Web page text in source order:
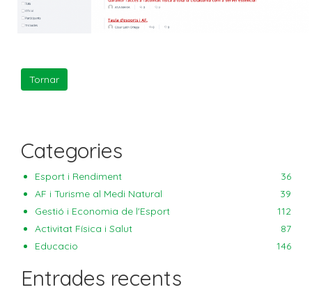
Categories
Esport i Rendiment
36
AF i Turisme al Medi Natural
39
Gestió i Economia de l'Esport
112
Activitat Física i Salut
87
Educacio
146
Entrades recents